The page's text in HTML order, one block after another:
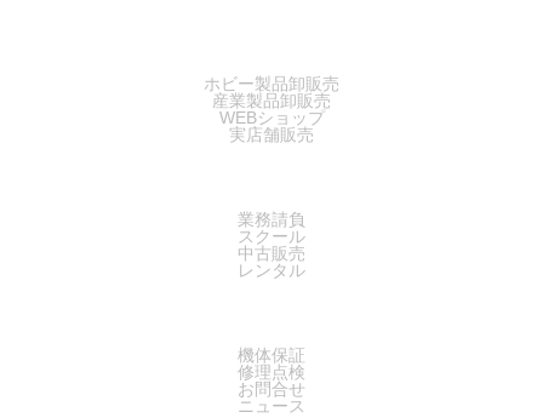
ホビー製品卸販売
産業製品卸販売
WEBショップ
実店舗販売
業務請負
スクール
中古販売
レンタル
機体保証
修理点検
お問合せ
ニュース